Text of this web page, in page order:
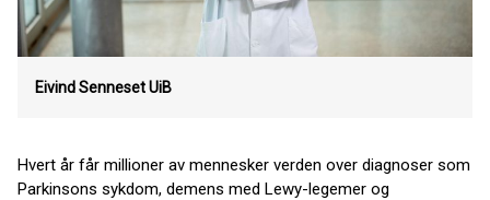
Eivind SennesetUiB
Hvert år får millioner av mennesker verden over diagnoser som
Parkinsons sykdom, demens med Lewy-legemer og